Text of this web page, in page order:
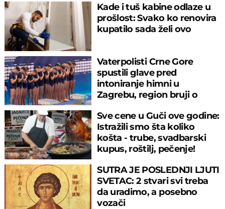
Kade i tuš kabine odlaze u
prošlost: Svako ko renovira
kupatilo sada želi ovo
Vaterpolisti Crne Gore
spustili glave pred
intoniranje himni u
Zagrebu, region bruji o
Sve cene u Guči ove godine:
Istražili smo šta koliko
košta - trube, svadbarski
kupus, roštilj, pečenje!
SUTRA JE POSLEDNJI LJUTI
SVETAC: 2 stvari svi treba
da uradimo, a posebno
vozači